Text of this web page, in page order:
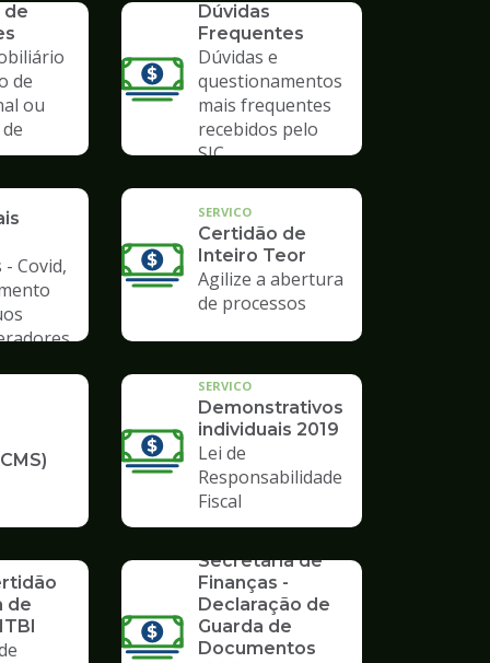
de
de
ou
Dúvidas
Frequentes
Dúvidas e
questionamentos
mais frequentes
recebidos pelo
SIC
Covid,
SERVICO
Certidão de
Inteiro Teor
Agilize a abertura
de processos
SERVICO
Demonstrativos
individuais 2019
Lei de
Responsabilidade
Fiscal
de
Secretaria de
Finanças -
Declaração de
Guarda de
Documentos